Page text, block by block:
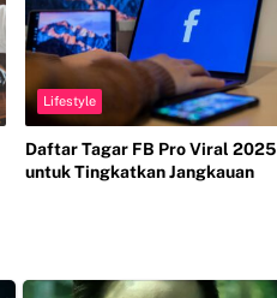
Lifestyle
Daftar Tagar FB Pro Viral 2025
untuk Tingkatkan Jangkauan